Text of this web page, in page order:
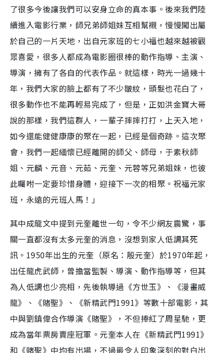
了很多今後讓我們可以安身立命的真本事。後來我們陸
續進入電影行業，師兄弟師姐妹互相幫襯，慢慢闖出屬
於自己的一片天地，出自元家班的七小福也越來越被觀
眾喜愛，很多人都成為電影圈很棒的動作指導、主演、
導演，擁有了各自的代表作品。就這樣，時光一過幾十
年，我們大家的臉上都有了不少皺紋，頭髮也花白了，
很多動作也不能再輕易完成了，但是，正如洪金寶大哥
說的那樣，我們這群人，一輩子摔摔打打，上天入地，
如今還能健健康康的聚在一起，已經是個奇跡。這次聚
會，我們一起緬懷已經離開的師父、師母，于素秋師
姐、元麟、元音、元茹、元奎、元蓉等兄弟姐妹，也彼
此囑咐一定要珍惜身體，迎接下一次的相聚。祝福元家
班，永遠的元班人馬！」
其中成龍文中提到元奎離世一句，令不少網友震驚，事
關一直都沒有太多元奎的消息，沒想到家人低調其死
訊。1950年出生的元奎（原名：殷元奎）於1970年起，
出任龍虎武師，曾擔當監製、導演、動作指導等，但其
為人低調也少亮相，先後執導過《方世玉》、《漫畫威
龍》、《賭聖》、《新精武門1991》等數十部電影，其
中與劉鎮偉合作導演《賭聖》，不但捧紅了周星馳，更
成為當年票房賣座冠軍。元奎本人在《新精武門1991》
和《賭聖》中均有出場，不過最令人印象深刻的對白出